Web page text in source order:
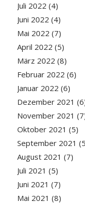
Juli 2022 (4)
Juni 2022 (4)
Mai 2022 (7)
April 2022 (5)
März 2022 (8)
Februar 2022 (6)
Januar 2022 (6)
Dezember 2021
November 2021
Oktober 2021 (5)
September 2021
August 2021 (7)
Juli 2021 (5)
Juni 2021 (7)
Mai 2021 (8)